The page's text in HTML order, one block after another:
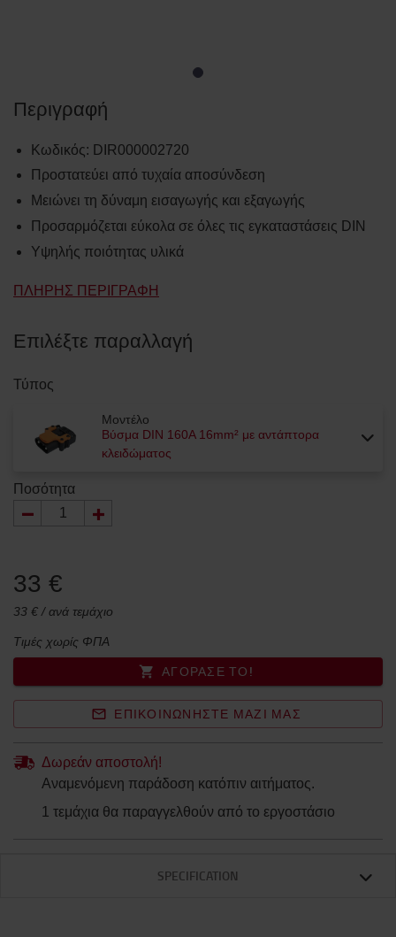
Περιγραφή
Κωδικός: DIR000002720
Προστατεύει από τυχαία αποσύνδεση
Μειώνει τη δύναμη εισαγωγής και εξαγωγής
Προσαρμόζεται εύκολα σε όλες τις εγκαταστάσεις DIN
Υψηλής ποιότητας υλικά
ΠΛΉΡΗΣ ΠΕΡΙΓΡΑΦΉ
Επιλέξτε παραλλαγή
Τύπος
Μοντέλο
Βύσμα DIN 160A 16mm² με αντάπτορα
κλειδώματος
Ποσότητα
33 €
33 € / ανά τεμάχιο
Τιμές χωρίς ΦΠΑ
ΑΓΌΡΑΣΈ ΤΟ!
ΕΠΙΚΟΙΝΩΝΉΣΤΕ ΜΑΖΊ ΜΑΣ
Δωρεάν αποστολή!
Αναμενόμενη παράδοση κατόπιν αιτήματος.
1 τεμάχια θα παραγγελθούν από το εργοστάσιο
SPECIFICATION